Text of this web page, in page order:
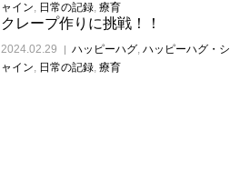
ャイン, 日常の記録, 療育
クレープ作りに挑戦！！
2024.02.29 ハッピーハグ, ハッピーハグ・シ
ャイン, 日常の記録, 療育